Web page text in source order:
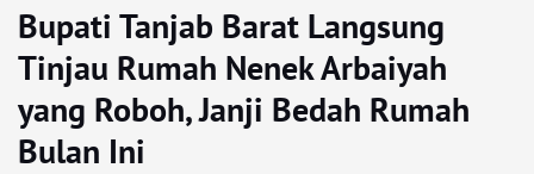
Bupati Tanjab Barat Langsung
Tinjau Rumah Nenek Arbaiyah
yang Roboh, Janji Bedah Rumah
Bulan Ini